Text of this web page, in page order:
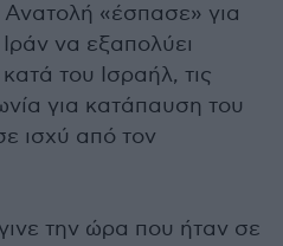
«έσπασε» για
να εξαπολύει
του Ισραήλ, τις
για κατάπαυση του
ισχύ από τον
την ώρα που ήταν σε